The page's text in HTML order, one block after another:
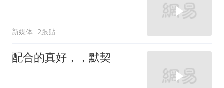
新媒体 2跟贴
配合的真好，，默契